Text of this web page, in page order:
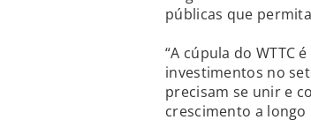
públicas que
“A cúpula do WTTC
investimentos no
precisam se unir e
crescimento a longo